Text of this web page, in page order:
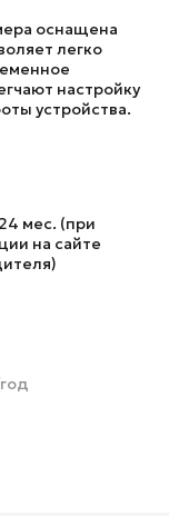
оснащена
легко
настройку
устройства.
мес. (при
на сайте